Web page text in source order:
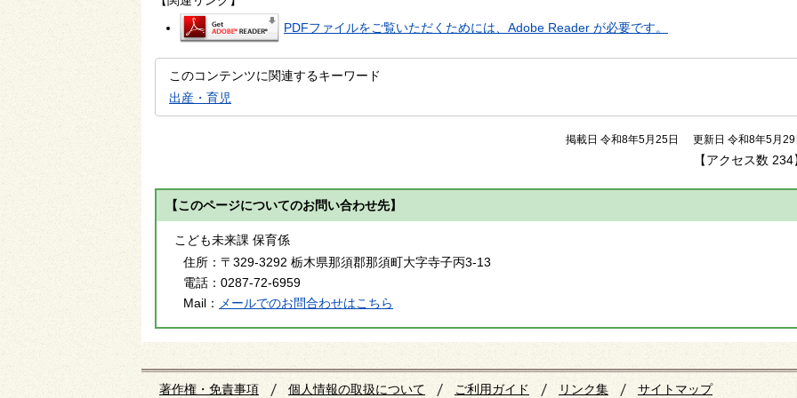
PDFファイルをご覧いただくためには、Adobe Reader が必要です。
このコンテンツに関連するキーワード
出産・育児
掲載日 令和8年5月25日 更新日 令和8年5月
【アクセス数 234
【このページについてのお問い合わせ先】
こども未来課 保育係
住所： 〒329-3292 栃木県那須郡那須町大字寺子丙3-13
電話： 0287-72-6959
Mail：
メールでのお問合わせはこちら
著作権・免責事項 個人情報の取扱について ご利用ガイド リンク集 サイトマップ